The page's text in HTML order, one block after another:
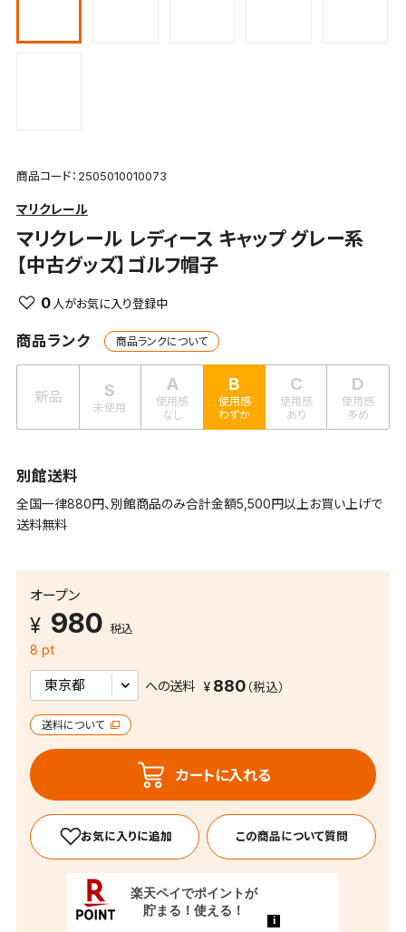
商品コード：2505010010073
マリクレール
マリクレール レディース キャップ グレー系
【中古グッズ】ゴルフ帽子
0
商品ランク 商品ランクについて
新品 S
未使用
A
使用感
なし
B
使用感
わずか
C
使用感
あり
D
使用感
多め
別館送料
全国一律880円、別館商品のみ合計金額5,500円以上お買い上げで
送料無料
オープン
980 税込
8 pt
への送料 880
送料について
カートに入れる
この商品について質問